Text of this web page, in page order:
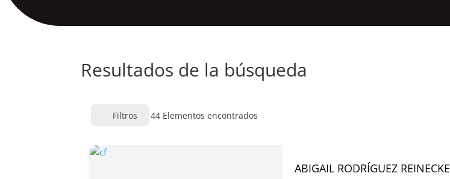
Resultados de la búsqueda
Filtros 44 Elementos encontrados
ABIGAIL RODRÍGUEZ REINECKE